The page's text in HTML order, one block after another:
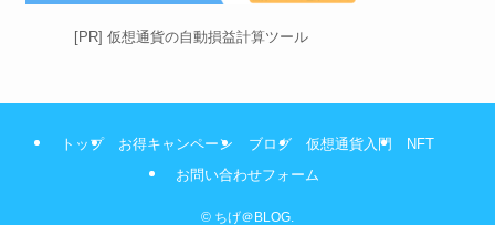
[PR] 仮想通貨の自動損益計算ツール
トップ お得キャンペーン ブログ 仮想通貨入門
NFT
お問い合わせフォーム
© ちげ＠BLOG.